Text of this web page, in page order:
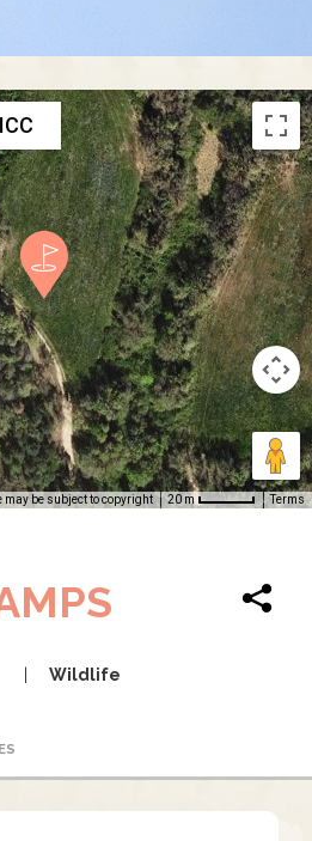
may be subject to copyright 20 m Terms
Wildlife